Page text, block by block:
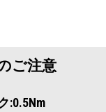
ご注意
:0.5Nm